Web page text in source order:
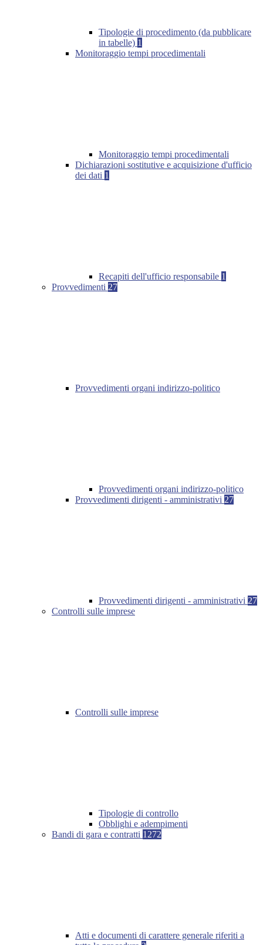
Tipologie di procedimento (da pubblicare
in tabelle) 1
Monitoraggio tempi procedimentali
Monitoraggio tempi procedimentali
Dichiarazioni sostitutive e acquisizione d'ufficio
dei dati 1
Recapiti dell'ufficio responsabile 1
Provvedimenti 27
Provvedimenti organi indirizzo-politico
Provvedimenti organi indirizzo-politico
Provvedimenti dirigenti - amministrativi 27
Provvedimenti dirigenti - amministrativi 27
Controlli sulle imprese
Controlli sulle imprese
Tipologie di controllo
Obblighi e adempimenti
Bandi di gara e contratti 1272
Atti e documenti di carattere generale riferiti a